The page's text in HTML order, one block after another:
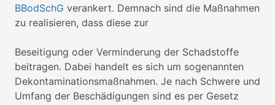
BBodSchG verankert. Demnach sind die Maßnahmen
zu realisieren, dass diese zur
Beseitigung oder Verminderung der Schadstoffe
beitragen. Dabei handelt es sich um sogenannten
Dekontaminationsmaßnahmen. Je nach Schwere und
Umfang der Beschädigungen sind es per Gesetz